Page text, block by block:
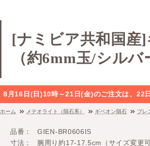
[ナミビア共和国産
（約6mm玉/シルバ
8月16日(日)10時～21日(金)のご注文は、22
ホーム メテオライト（隕石系） ギベオン隕石 ブレ
品番
GIEN-BR0606IS
寸法
腕周り約17-17.5cm（サイズ変更可